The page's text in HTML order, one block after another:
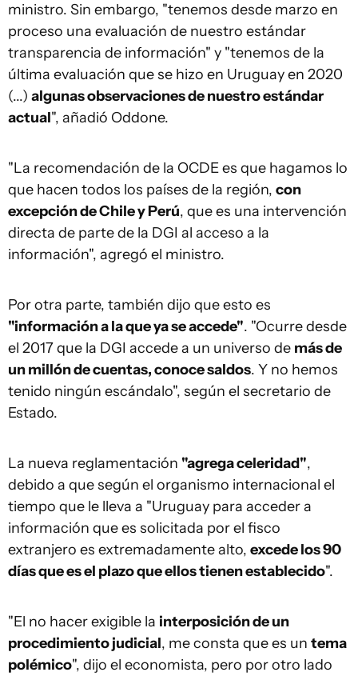
ministro. Sin embargo, "tenemos desde marzo en
proceso una evaluación de nuestro estándar
transparencia de información" y "tenemos de la
última evaluación que se hizo en Uruguay en 2020
(...) algunas observaciones de nuestro estándar
actual", añadió Oddone.
"La recomendación de la OCDE es que hagamos lo
que hacen todos los países de la región, con
excepción de Chile y Perú, que es una intervención
directa de parte de la DGI al acceso a la
información", agregó el ministro.
Por otra parte, también dijo que esto es
"información a la que ya se accede". "Ocurre desde
el 2017 que la DGI accede a un universo de más de
un millón de cuentas, conoce saldos. Y no hemos
tenido ningún escándalo", según el secretario de
Estado.
La nueva reglamentación "agrega celeridad",
debido a que según el organismo internacional el
tiempo que le lleva a "Uruguay para acceder a
información que es solicitada por el fisco
extranjero es extremadamente alto, excede los 90
días que es el plazo que ellos tienen establecido".
"El no hacer exigible la interposición de un
procedimiento judicial, me consta que es un tema
polémico", dijo el economista, pero por otro lado